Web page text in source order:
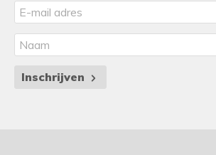
Inschrijven